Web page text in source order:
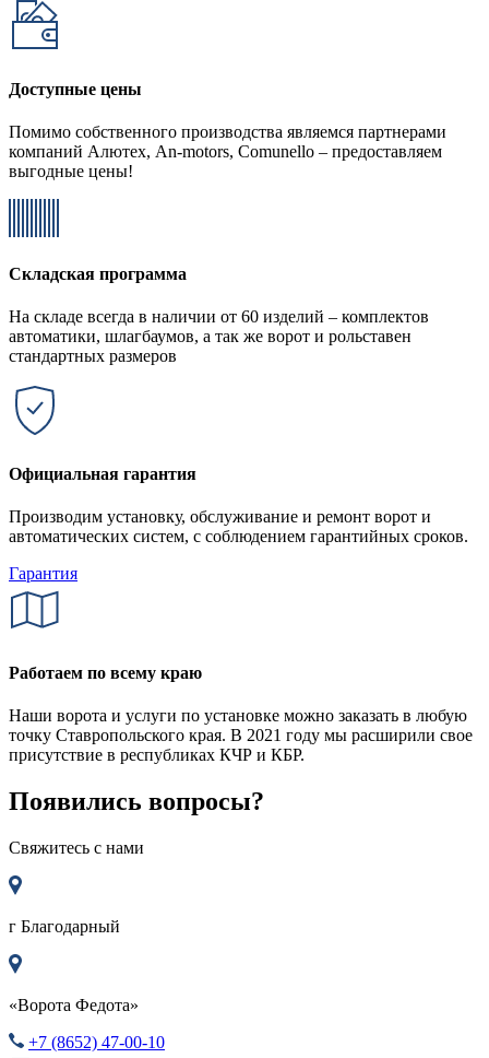
Доступные цены
Помимо собственного производства являемся партнерами
компаний Алютех, An-motors, Comunello – предоставляем
выгодные цены!
Складская программа
На складе всегда в наличии от 60 изделий – комплектов
автоматики, шлагбаумов, а так же ворот и рольставен
стандартных размеров
Официальная гарантия
Производим установку, обслуживание и ремонт ворот и
автоматических систем, с соблюдением гарантийных сроков.
Гарантия
Работаем по всему краю
Наши ворота и услуги по установке можно заказать в любую
точку Ставропольского края. В 2021 году мы расширили свое
присутствие в республиках КЧР и КБР.
Появились вопросы?
Свяжитесь с нами
г Благодарный
«Ворота Федота»
+7 (8652) 47-00-10